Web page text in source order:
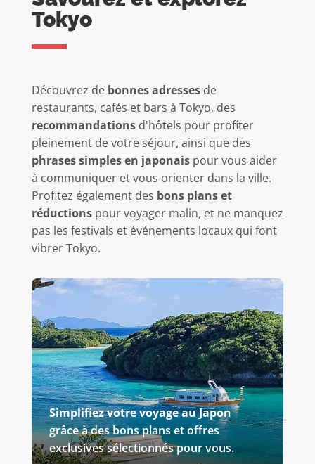
Tokyo
Découvrez de bonnes adressesde
restaurants, cafés et bars à Tokyo, des
recommandationsd'hôtels pour profiter
pleinement de votre séjour, ainsi que des
phrases simples en japonaispour vous aider
à communiquer et vous orienter dans la ville.
Profitez également des bons plans et
réductionspour voyager malin, et ne manquez
pas les festivals et événements locaux qui font
vibrer Tokyo.
Simplifiez votre voyage au Japon
grâce à des bons plans et offres
exclusives sélectionnés pour vous.